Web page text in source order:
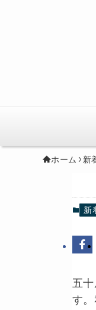
ホーム 新
新
五
す